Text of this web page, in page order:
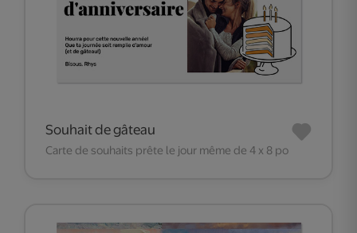
Souhait de gâteau
Carte de souhaits prête le jour même de 4 x 8 po